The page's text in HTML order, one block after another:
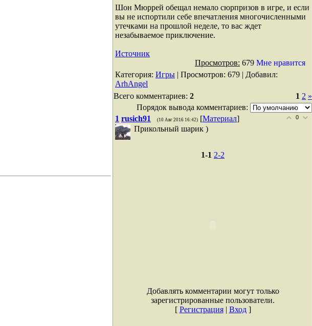
Шон Мюррей обещал немало сюрпризов в игре, и если
вы не испортили себе впечатления многочисленными
утечками на прошлой неделе, то вас ждет
незабываемое приключение.
Источник
Просмотров: 679 Мне нравится
Категория: Игры | Просмотров: 679 | Добавил:
ArhAngel
Всего комментариев: 2 1 2 »
Порядок вывода комментариев:
0
1 rusich91 (10 Авг 2016 16:42) [Материал]
Прикольный шарик )
1-1 2-2
Добавлять комментарии могут только
зарегистрированные пользователи.
[ Регистрация| Вход]